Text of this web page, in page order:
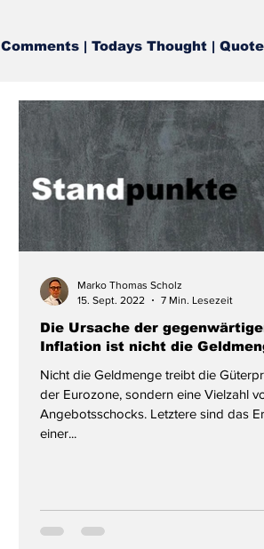
Comments | Todays Thought |
Die Ursache der
Inflation ist nicht die
Nicht die Geldmenge treibt die
der Eurozone, sondern eine Vielzahl
Angebotsschocks. Letztere sind das
einer...
Marko Thomas Scholz
15. Sept. 2022
7 Min. Lesezeit